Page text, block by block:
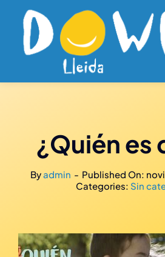
Saltar
contenido
¿Quién es
Byadmin - Published On:
Categories: Sin